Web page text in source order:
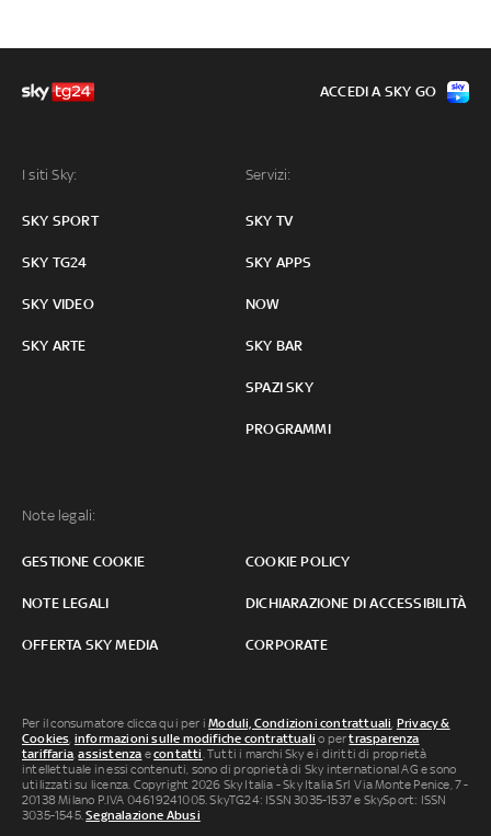
I siti Sky:
SKY SPORT
SKY TG24
SKY VIDEO
SKY ARTE
Servizi:
SKY TV
SKY APPS
NOW
SKY BAR
SPAZI SKY
PROGRAMMI
Note legali:
GESTIONE COOKIE COOKIE POLICY
NOTE LEGALI DICHIARAZIONE DI ACCESSIBILITÀ
OFFERTA SKY MEDIA CORPORATE
ACCEDI A SKY GO
Per il consumatore clicca qui per iModuli, Condizioni contrattuali Privacy &
Cookies informazioni sulle modifiche contrattuali o pertrasparenza
tariffaria ,assistenza econtatti . Tutti i marchi Sky e i diritti di proprietà
intellettuale in essi contenuti, sono di proprietà di Sky international AG e sono
utilizzati su licenza. Copyright 2026 Sky Italia - Sky Italia Srl Via Monte Penice, 7 -
20138 Milano P.IVA 04619241005. SkyTG24: ISSN 3035-1537 e SkySport: ISSN
3035-1545.Segnalazione Abusi